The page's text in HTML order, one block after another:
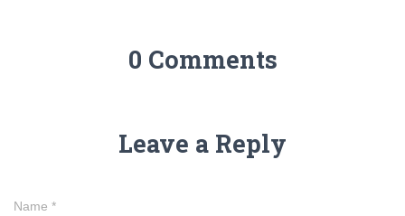
0 Comments
Leave a Reply
Name *